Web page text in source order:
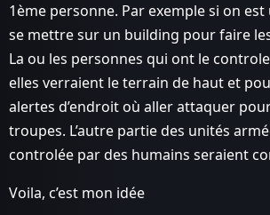
1ème personne. Par exemple si on est
se mettre sur un building pour faire
La ou les personnes qui ont le controle
elles verraient le terrain de haut et
alertes d’endroit où aller attaquer
troupes. L’autre partie des unités
controlée par des humains seraient
Voila, c’est mon idée